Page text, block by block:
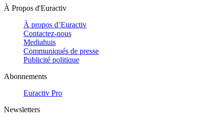
À Propos d'Euractiv
À propos d’Euractiv
Contactez-nous
Mediahuis
Communiqués de presse
Publicité politique
Abonnements
Euractiv Pro
Newsletters